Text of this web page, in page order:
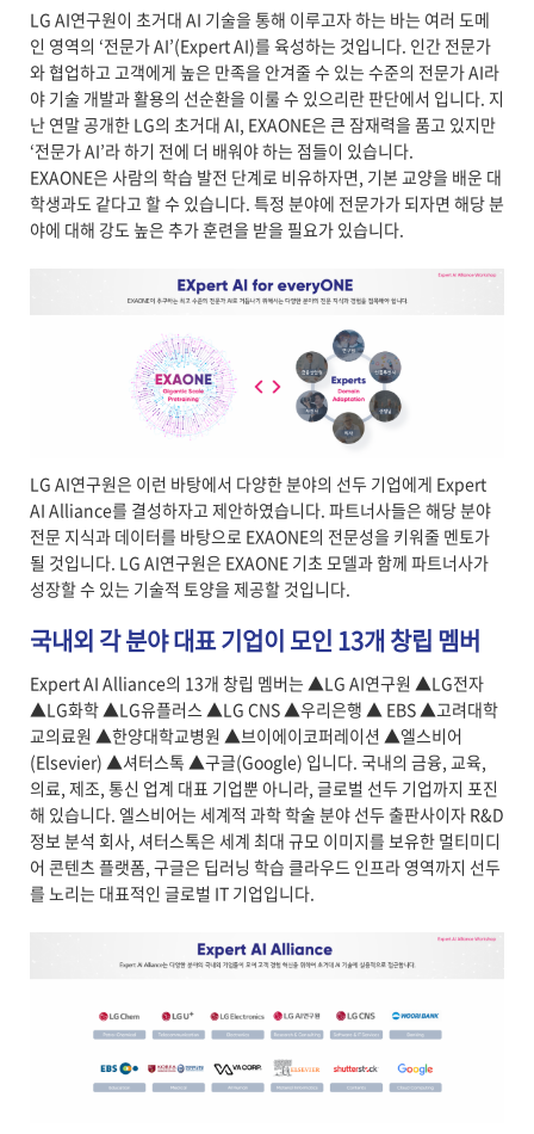
LG AI연구원이 초거대 AI 기술을 통해 이루고자 하는 바는 여러 도메
인 영역의 ‘전문가 AI’(Expert AI)를 육성하는 것입니다. 인간 전문가
와 협업하고 고객에게 높은 만족을 안겨줄 수 있는 수준의 전문가 AI라
야 기술 개발과 활용의 선순환을 이룰 수 있으리란 판단에서 입니다. 지
난 연말 공개한 LG의 초거대 AI, EXAONE은 큰 잠재력을 품고 있지만
‘전문가 AI’라 하기 전에 더 배워야 하는 점들이 있습니다.
EXAONE은 사람의 학습 발전 단계로 비유하자면, 기본 교양을 배운 대
학생과도 같다고 할 수 있습니다. 특정 분야에 전문가가 되자면 해당 분
야에 대해 강도 높은 추가 훈련을 받을 필요가 있습니다.
LG AI연구원은 이런 바탕에서 다양한 분야의 선두 기업에게 Expert
AI Alliance를 결성하자고 제안하였습니다. 파트너사들은 해당 분야
전문 지식과 데이터를 바탕으로 EXAONE의 전문성을 키워줄 멘토가
될 것입니다. LG AI연구원은 EXAONE 기초 모델과 함께 파트너사가
성장할 수 있는 기술적 토양을 제공할 것입니다.
국내외 각 분야 대표 기업이 모인 13개 창립 멤버
Expert AI Alliance의 13개 창립 멤버는 ▲LG AI연구원 ▲LG전자
▲LG화학 ▲LG유플러스 ▲LG CNS ▲우리은행 ▲ EBS ▲고려대학
교의료원 ▲한양대학교병원 ▲브이에이코퍼레이션 ▲엘스비어
(Elsevier) ▲셔터스톡 ▲구글(Google) 입니다. 국내의 금융, 교육,
의료, 제조, 통신 업계 대표 기업뿐 아니라, 글로벌 선두 기업까지 포진
해 있습니다. 엘스비어는 세계적 과학 학술 분야 선두 출판사이자 R&D
정보 분석 회사, 셔터스톡은 세계 최대 규모 이미지를 보유한 멀티미디
어 콘텐츠 플랫폼, 구글은 딥러닝 학습 클라우드 인프라 영역까지 선두
를 노리는 대표적인 글로벌 IT 기업입니다.